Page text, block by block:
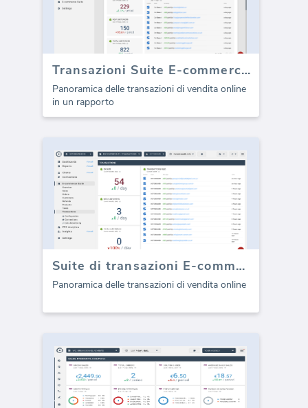
Transazioni Suite E-commerce (Report)
Panoramica delle transazioni di vendita online
in un rapporto
Suite di transazioni E-commerce
Panoramica delle transazioni di vendita online